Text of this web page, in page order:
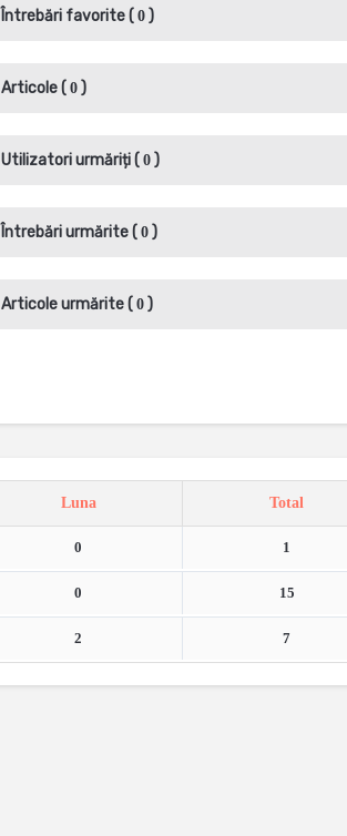
Întrebări favorite( 0)
Articole( 0)
Utilizatori urmăriți( 0)
Întrebări urmărite( 0)
Articole urmărite( 0)
Luna Total
0 1
0 15
2 7